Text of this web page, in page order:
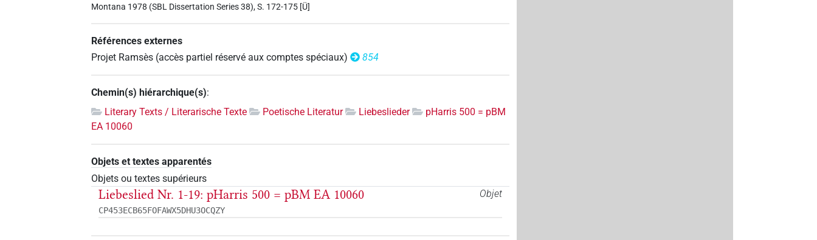
Montana 1978 (SBL Dissertation Series 38), S. 172-175 [Ü]
Références externes
Projet Ramsès (accès partiel réservé aux comptes spéciaux)
854
Chemin(s) hiérarchique(s):
Literary Texts / Literarische Texte
Poetische Literatur Liebeslieder
pHarris 500 = pBM
EA 10060
Objets et textes apparentés
Objets ou textes supérieurs
Objet
Liebeslied Nr. 1-19: pHarris 500 = pBM EA 10060
CP453ECB65FOFAWX5DHU3OCQZY